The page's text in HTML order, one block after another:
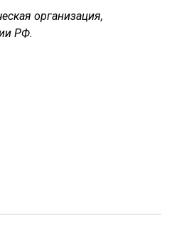
организация,
РФ.